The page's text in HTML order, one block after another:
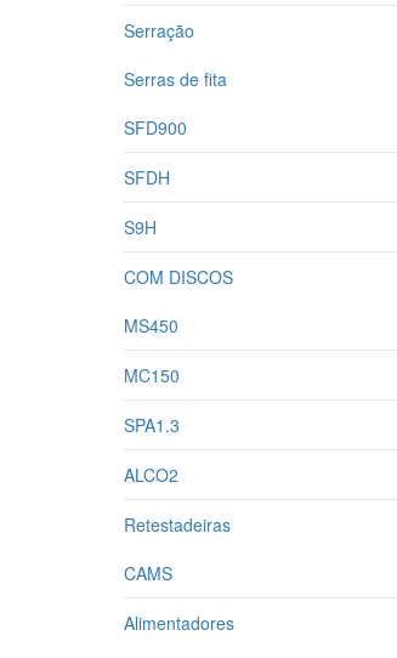
Serração
Serras de fita
SFD900
SFDH
S9H
COM DISCOS
MS450
MC150
SPA1.3
ALCO2
Retestadeiras
CAMS
Alimentadores